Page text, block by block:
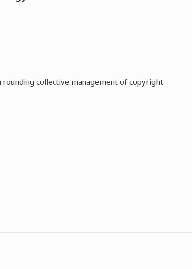
collective management of copyright